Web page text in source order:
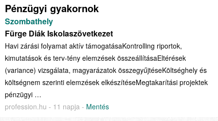
Pénzügyi gyakornok
Szombathely
Fürge Diák Iskolaszövetkezet
Havi zárási folyamat aktív támogatásaKontrolling riportok,
kimutatások és terv-tény elemzések összeállításaEltérések
(variance) vizsgálata, magyarázatok összegyűjtéseKöltséghely és
költségnem szerinti elemzések elkészítéseMegtakarítási projektek
pénzügyi …
profession.hu - 11 napja - Mentés